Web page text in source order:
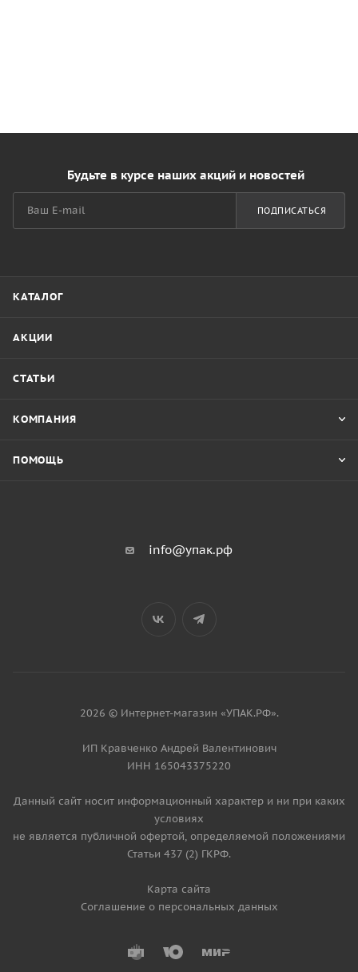
Будьте в курсе наших акций и новостей
ПОДПИСАТЬСЯ
КАТАЛОГ
АКЦИИ
СТАТЬИ
КОМПАНИЯ
ПОМОЩЬ
info@упак.рф
2026 © Интернет-магазин «УПАК.РФ».
ИП Кравченко Андрей Валентинович
ИНН 165043375220
Данный сайт носит информационный характер и ни при каких
условиях
не является публичной офертой, определяемой положениями
Статьи 437 (2) ГКРФ.
Карта сайта
Соглашение о персональных данных